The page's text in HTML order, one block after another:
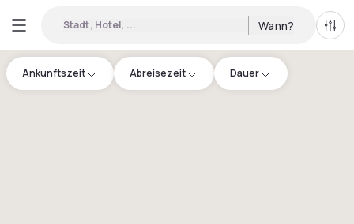
Stadt, Hotel, ... Wann? Alle
Ankunftszeit Abreisezeit Dauer